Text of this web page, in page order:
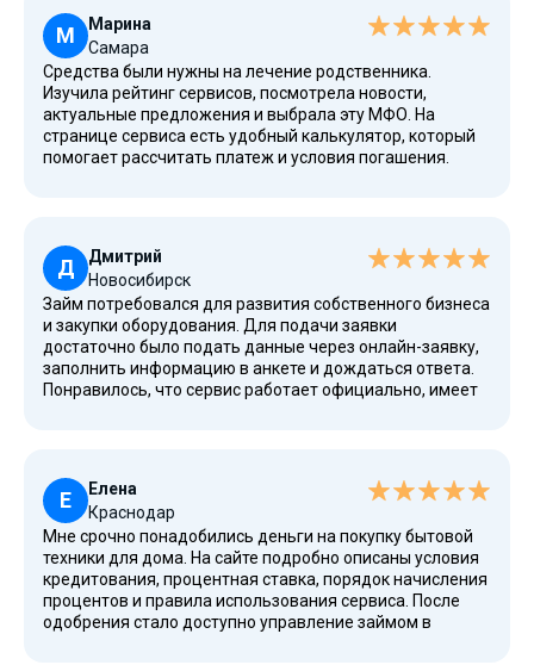
скорости рассмотрения обращения.
М
Марина
Самара
Средства были нужны на лечение родственника.
Изучила рейтинг сервисов, посмотрела новости,
актуальные предложения и выбрала эту МФО. На
странице сервиса есть удобный калькулятор, который
помогает рассчитать платеж и условия погашения.
решение оказалось положительным.
Д
Дмитрий
Новосибирск
Займ потребовался для развития собственного бизнеса
и закупки оборудования. Для подачи заявки
достаточно было подать данные через онлайн-заявку,
заполнить информацию в анкете и дождаться ответа.
Понравилось, что сервис работает официально, имеет
действительно удобно организован.
Е
Елена
Краснодар
Мне срочно понадобились деньги на покупку бытовой
техники для дома. На сайте подробно описаны условия
кредитования, процентная ставка, порядок начисления
процентов и правила использования сервиса. После
одобрения стало доступно управление займом в